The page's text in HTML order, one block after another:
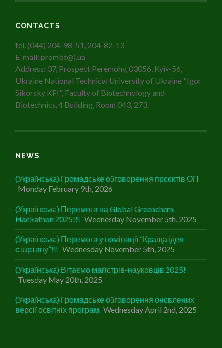
CONTACTS
tel. (044) 204-98-51, 204-82-13
E-mail: prombt@i.ua
Address: 37, Prospect Peremohy, 03056, Kyiv-56,
Ukraine National Technical University of Ukraine "Igor
Sikorsky KPI", Faculty of Biotechnology and
Biotechnics, 4 Building, Room 043, 273.
NEWS
(Українська) Громадське обговорення проєктів ОП
Monday February 9th, 2026
(Українська) Перемога на Global Greenchem
Hackathon 2025!!! Wednesday November 5th, 2025
(Українська) Перемога у номінації “Краща ідея
стартапу”!!! Wednesday November 5th, 2025
(Українська) Вітаємо магістрів-науковців 2025!
Tuesday May 20th, 2025
(Українська) Громадське обговорення оновлених
версії освітніх програм Wednesday April 2nd, 2025